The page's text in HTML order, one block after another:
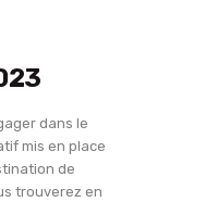
dans le
mis en place
de
trouverez en